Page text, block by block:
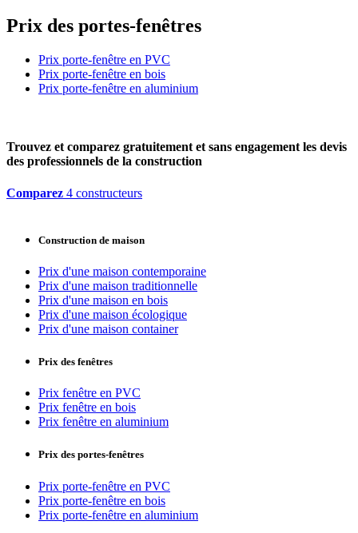
Prix des portes-fenêtres
Prix porte-fenêtre en PVC
Prix porte-fenêtre en bois
Prix porte-fenêtre en aluminium
Trouvez et comparez gratuitement et sans engagement les devis
des professionnels de la construction
Comparez 4 constructeurs
Construction de maison
Prix d'une maison contemporaine
Prix d'une maison traditionnelle
Prix d'une maison en bois
Prix d'une maison écologique
Prix d'une maison container
Prix des fenêtres
Prix fenêtre en PVC
Prix fenêtre en bois
Prix fenêtre en aluminium
Prix des portes-fenêtres
Prix porte-fenêtre en PVC
Prix porte-fenêtre en bois
Prix porte-fenêtre en aluminium